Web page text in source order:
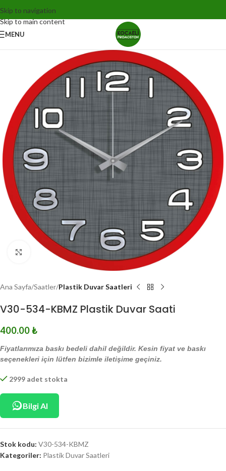
Skip to navigation
Skip to main content
MENU
Click to enlarge
Ana Sayfa Saatler Plastik Duvar Saatleri
V30-534-KBMZ Plastik Duvar Saati
400.00₺
Fiyatlarımıza baskı bedeli dahil değildir. Kesin fiyat ve baskı
seçenekleri için lütfen bizimle iletişime geçiniz.
2999 adet stokta
Bilgi Al
Stok kodu: V30-534-KBMZ
Kategoriler: Plastik Duvar Saatleri